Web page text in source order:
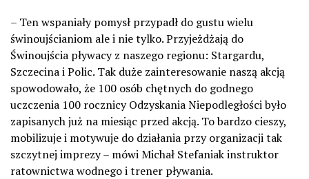
– Ten wspaniały pomysł przypadł do gustu wielu
świnoujścianiom ale i nie tylko. Przyjeżdżają do
Świnoujścia pływacy z naszego regionu: Stargardu,
Szczecina i Polic. Tak duże zainteresowanie naszą akcją
spowodowało, że 100 osób chętnych do godnego
uczczenia 100 rocznicy Odzyskania Niepodległości było
zapisanych już na miesiąc przed akcją. To bardzo cieszy,
mobilizuje i motywuje do działania przy organizacji tak
szczytnej imprezy – mówi Michał Stefaniak instruktor
ratownictwa wodnego i trener pływania.